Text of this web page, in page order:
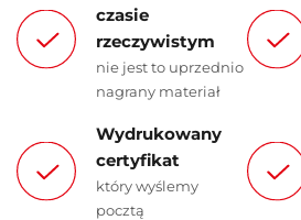
czasie
rzeczywistym
nie jest to uprzednio
nagrany materiał
Wydrukowany
certyfikat
który wyślemy
pocztą